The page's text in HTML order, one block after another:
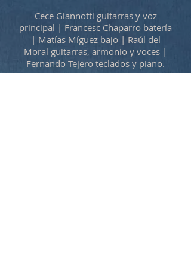
Cece Giannotti guitarras y voz
principal | Francesc Chaparro batería
| Matías Míguez bajo | Raúl del
Moral guitarras, armonio y voces |
Fernando Tejero teclados y piano.